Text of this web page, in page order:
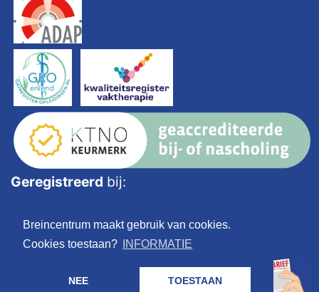
Breincentrum maakt gebruik van cookies.
Cookies toestaan?
INFORMATIE
NEE TOESTAAN
Geregistreerd bij: